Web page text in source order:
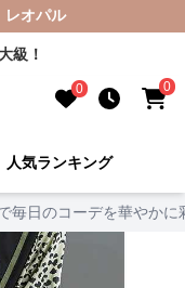
レオパル
級！
0 0
人気ランキング
毎日のコーデを華やか